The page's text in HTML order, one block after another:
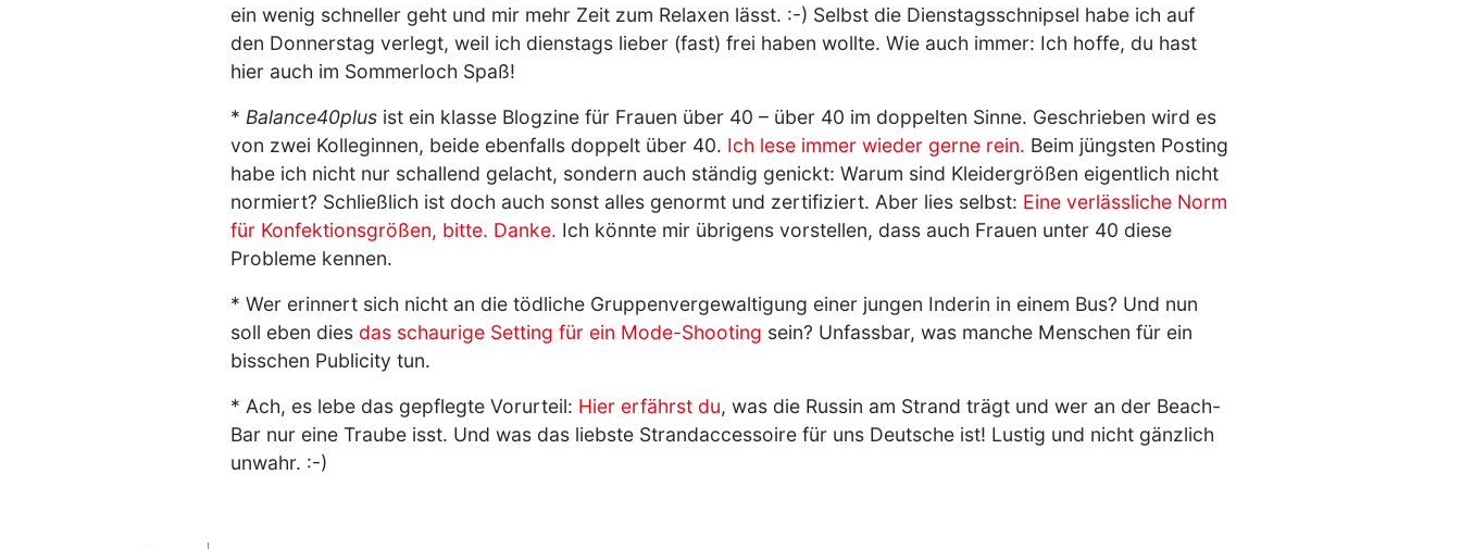
ein wenig schneller geht und mir mehr Zeit zum Relaxen lässt. :-) Selbst die Dienstagsschnipsel habe ich auf
den Donnerstag verlegt, weil ich dienstags lieber (fast) frei haben wollte. Wie auch immer: Ich hoffe, du hast
hier auch im Sommerloch Spaß!
* Balance40plus ist ein klasse Blogzine für Frauen über 40 – über 40 im doppelten Sinne. Geschrieben wird es
von zwei Kolleginnen, beide ebenfalls doppelt über 40. Ich lese immer wieder gerne rein. Beim jüngsten Posting
habe ich nicht nur schallend gelacht, sondern auch ständig genickt: Warum sind Kleidergrößen eigentlich nicht
normiert? Schließlich ist doch auch sonst alles genormt und zertifiziert. Aber lies selbst: Eine verlässliche Norm
für Konfektionsgrößen, bitte. Danke. Ich könnte mir übrigens vorstellen, dass auch Frauen unter 40 diese
Probleme kennen.
* Wer erinnert sich nicht an die tödliche Gruppenvergewaltigung einer jungen Inderin in einem Bus? Und nun
soll eben dies das schaurige Setting für ein Mode-Shooting sein? Unfassbar, was manche Menschen für ein
bisschen Publicity tun.
* Ach, es lebe das gepflegte Vorurteil: Hier erfährst du, was die Russin am Strand trägt und wer an der Beach-
Bar nur eine Traube isst. Und was das liebste Strandaccessoire für uns Deutsche ist! Lustig und nicht gänzlich
unwahr. :-)